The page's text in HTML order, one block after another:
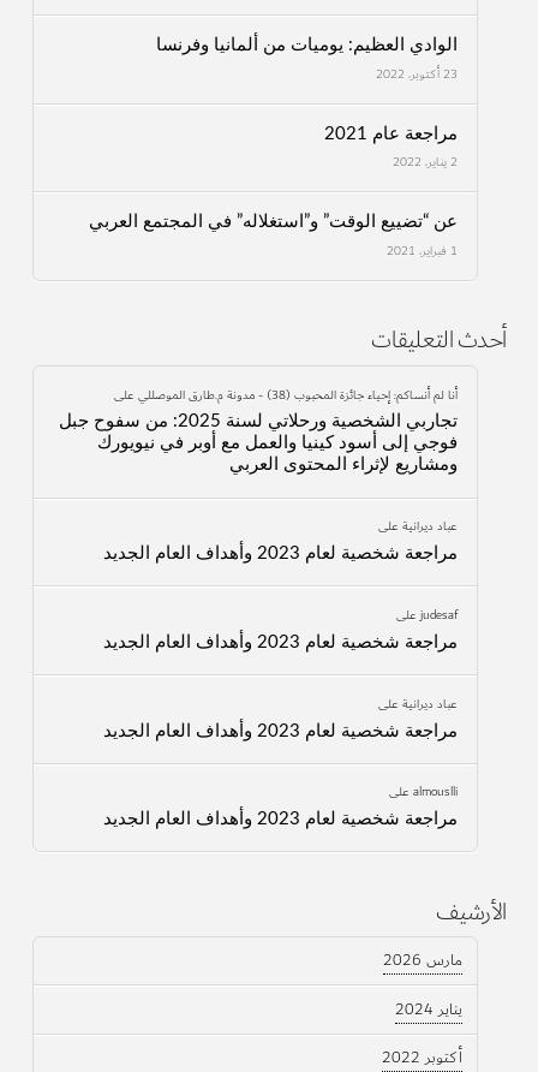
الوادي العظيم: يوميات من ألمانيا وفرنسا
23 أكتوبر، 2022
مراجعة عام 2021
2 يناير، 2022
عن “تضييع الوقت” و”استغلاله” في المجتمع العربي
1 فبراير، 2021
أحدث التعليقات
أنا لم أنساكم: إحياء جائزة المحبوب (38) - مدونة م.طارق الموصللي على
تجاربي الشخصية ورحلاتي لسنة 2025: من سفوح جبل
فوجي إلى أسود كينيا والعمل مع أوبر في نيويورك
ومشاريع لإثراء المحتوى العربي
عباد ديرانيةعلى
مراجعة شخصية لعام 2023 وأهداف العام الجديد
judesafعلى
مراجعة شخصية لعام 2023 وأهداف العام الجديد
عباد ديرانيةعلى
مراجعة شخصية لعام 2023 وأهداف العام الجديد
almouslliعلى
مراجعة شخصية لعام 2023 وأهداف العام الجديد
الأرشيف
مارس 2026
يناير 2024
أكتوبر 2022